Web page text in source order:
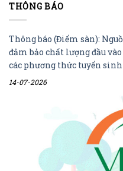
THÔNG BÁO
Thông báo (Điểm sàn):
đảm bảo chất lượng đầu
các phương thức tuyển
14-07-2026